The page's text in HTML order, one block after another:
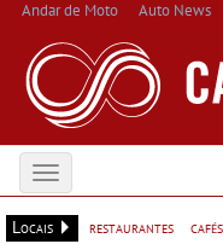
Andar de Moto Auto News
Toggle
navigation
Locais
restaurantes